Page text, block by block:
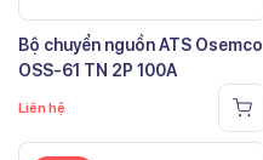
Bộ chuyển nguồn ATS Osemco
OSS-61 TN 2P 100A
Liên hệ